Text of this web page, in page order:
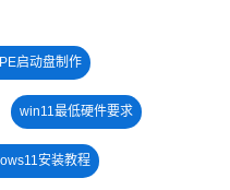
启动盘制作
win11最低硬件要求
安装教程